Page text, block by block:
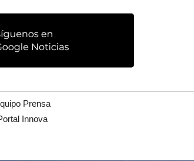
Prensa
Innova